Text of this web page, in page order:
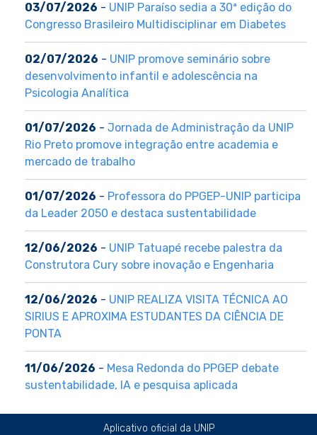
03/07/2026 - UNIP Paraíso sedia a 30ª edição do
Congresso Brasileiro Multidisciplinar em Diabetes
02/07/2026 - UNIP promove seminário sobre
desenvolvimento infantil e adolescência na
Psicologia Analítica
01/07/2026 - Jornada de Administração da UNIP
Rio Preto promove integração entre academia e
mercado de trabalho
01/07/2026 - Professora do PPGEP-UNIP participa
da Leader 2050 e destaca sustentabilidade
12/06/2026 - UNIP Tatuapé recebe palestra da
Construtora Cury sobre inovação e Engenharia
12/06/2026 - UNIP REALIZA VISITA TÉCNICA AO
SIRIUS E APROXIMA ESTUDANTES DA CIÊNCIA DE
PONTA
11/06/2026 - Mesa Redonda do PPGEP debate
sustentabilidade, IA e pesquisa aplicada
Aplicativo oficial da UNIP